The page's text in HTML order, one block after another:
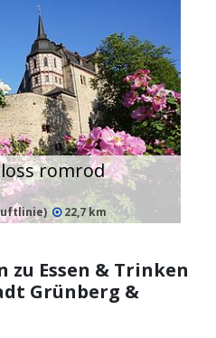
romrod
22,7 km
Essen & Trinken
Grünberg &